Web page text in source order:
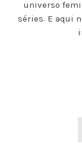
universo
séries. E aqui